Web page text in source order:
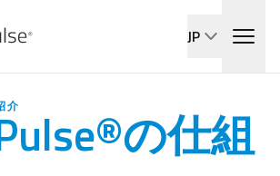
JP
介 の仕組